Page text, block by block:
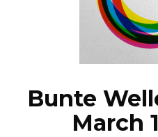
Bunte
March